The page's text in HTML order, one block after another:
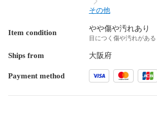
その他
Item condition やや傷や汚れあり
目につく傷や汚れがある
Ships from 大阪府
Payment method